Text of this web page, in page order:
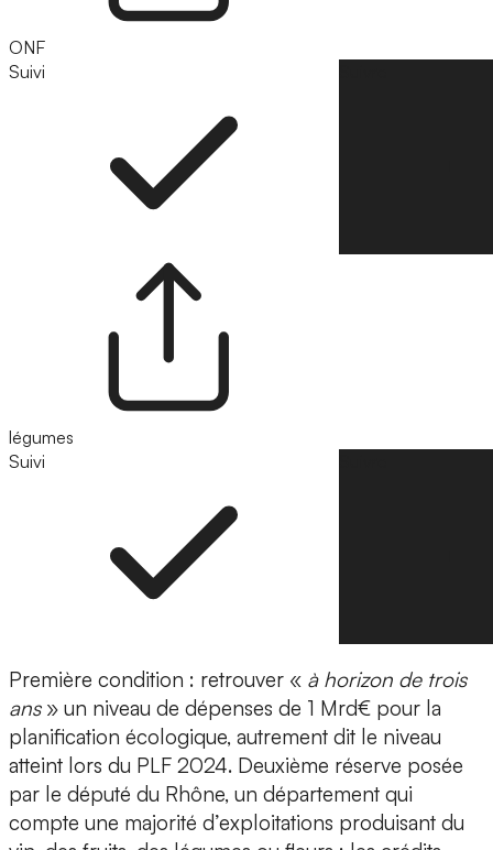
ONF
Suivi
légumes
Suivi
Première condition : retrouver « à horizon de trois
ans» un niveau de dépenses de 1 Mrd€ pour la
planification écologique, autrement dit le niveau
atteint lors du PLF 2024. Deuxième réserve posée
par le député du Rhône, un département qui
compte une majorité d’exploitations produisant du